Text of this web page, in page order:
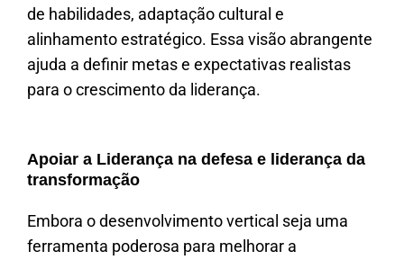
de habilidades, adaptação cultural e
alinhamento estratégico. Essa visão abrangente
ajuda a definir metas e expectativas realistas
para o crescimento da liderança.
Apoiar a Liderança na defesa e liderança da
transformação
Embora o desenvolvimento vertical seja uma
ferramenta poderosa para melhorar a